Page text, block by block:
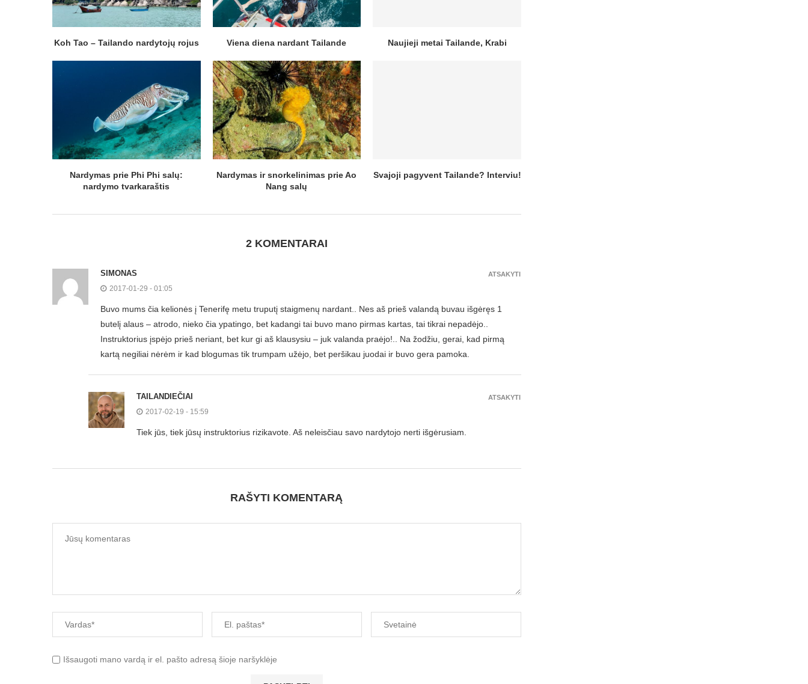
Koh Tao – Tailando nardytojų rojus Viena diena nardant Tailande Naujieji metai Tailande, Krabi
Nardymas prie Phi Phi salų:
nardymo tvarkaraštis
Nardymas ir snorkelinimas prie Ao
Nang salų
Svajoji pagyvent Tailande? Interviu!
2 KOMENTARAI
SIMONAS
2017-01-29 - 01:05
Buvo mums čia kelionės į Tenerifę metu truputį staigmenų nardant.. Nes aš prieš valandą buvau išgėręs 1
butelį alaus – atrodo, nieko čia ypatingo, bet kadangi tai buvo mano pirmas kartas, tai tikrai nepadėjo..
Instruktorius įspėjo prieš neriant, bet kur gi aš klausysiu – juk valanda praėjo!.. Na žodžiu, gerai, kad pirmą
kartą negiliai nėrėm ir kad blogumas tik trumpam užėjo, bet peršikau juodai ir buvo gera pamoka.
ATSAKYTI
TAILANDIEČIAI
2017-02-19 - 15:59
Tiek jūs, tiek jūsų instruktorius rizikavote. Aš neleisčiau savo nardytojo nerti išgėrusiam.
ATSAKYTI
RAŠYTI KOMENTARĄ
Išsaugoti mano vardą ir el. pašto adresą šioje naršyklėje